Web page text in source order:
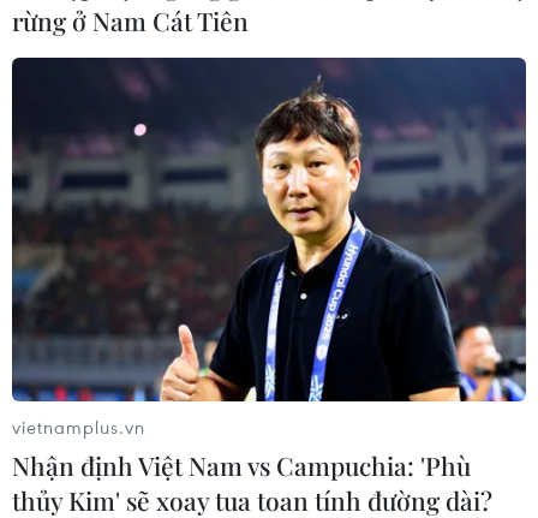
Uber thâu tóm đối thủ Careem ở Trung
Đông với giá 3,1 tỷ USD
26/03/2019 08:39
Uber sẽ trả cho Careem 1,4 tỷ USD tiền mặt và số tiền 1,7
tỷ USD còn lại sẽ có thể chuyển thành cổ phiếu của Uber
rừng ở Nam Cát Tiên
vietnamplus.vn
Nhận định Việt Nam vs Campuchia: 'Phù
thủy Kim' sẽ xoay tua toan tính đường dài?